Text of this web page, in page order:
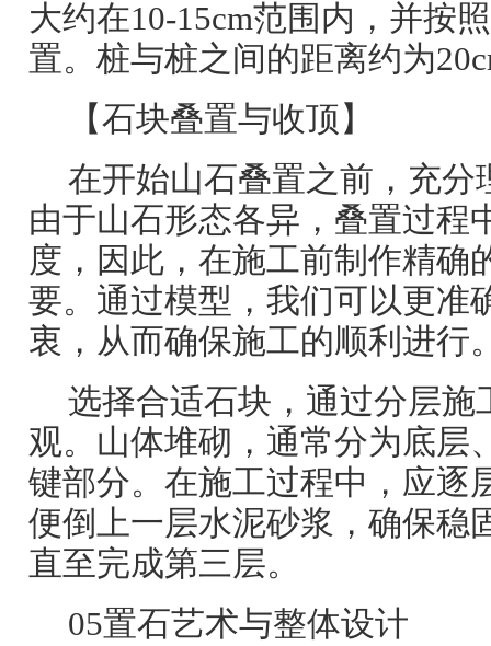
大约在10-15cm范围内，并按
置。桩与桩之间的距离约为
【石块叠置与收顶】
在开始山石叠置之前，充分
由于山石形态各异，叠置过程
度，因此，在施工前制作精确
要。通过模型，我们可以更准
衷，从而确保施工的顺利进行
选择合适石块，通过分层施
观。山体堆砌，通常分为底层
键部分。在施工过程中，应逐
便倒上一层水泥砂浆，确保稳
直至完成第三层。
05置石艺术与整体设计